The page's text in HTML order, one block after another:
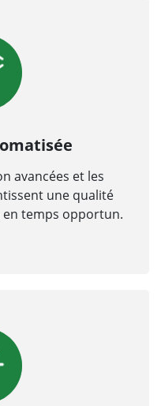
avancées et les
une qualité
temps opportun.